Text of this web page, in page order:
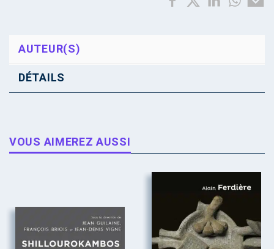
AUTEUR(S)
DÉTAILS
VOUS AIMEREZ AUSSI